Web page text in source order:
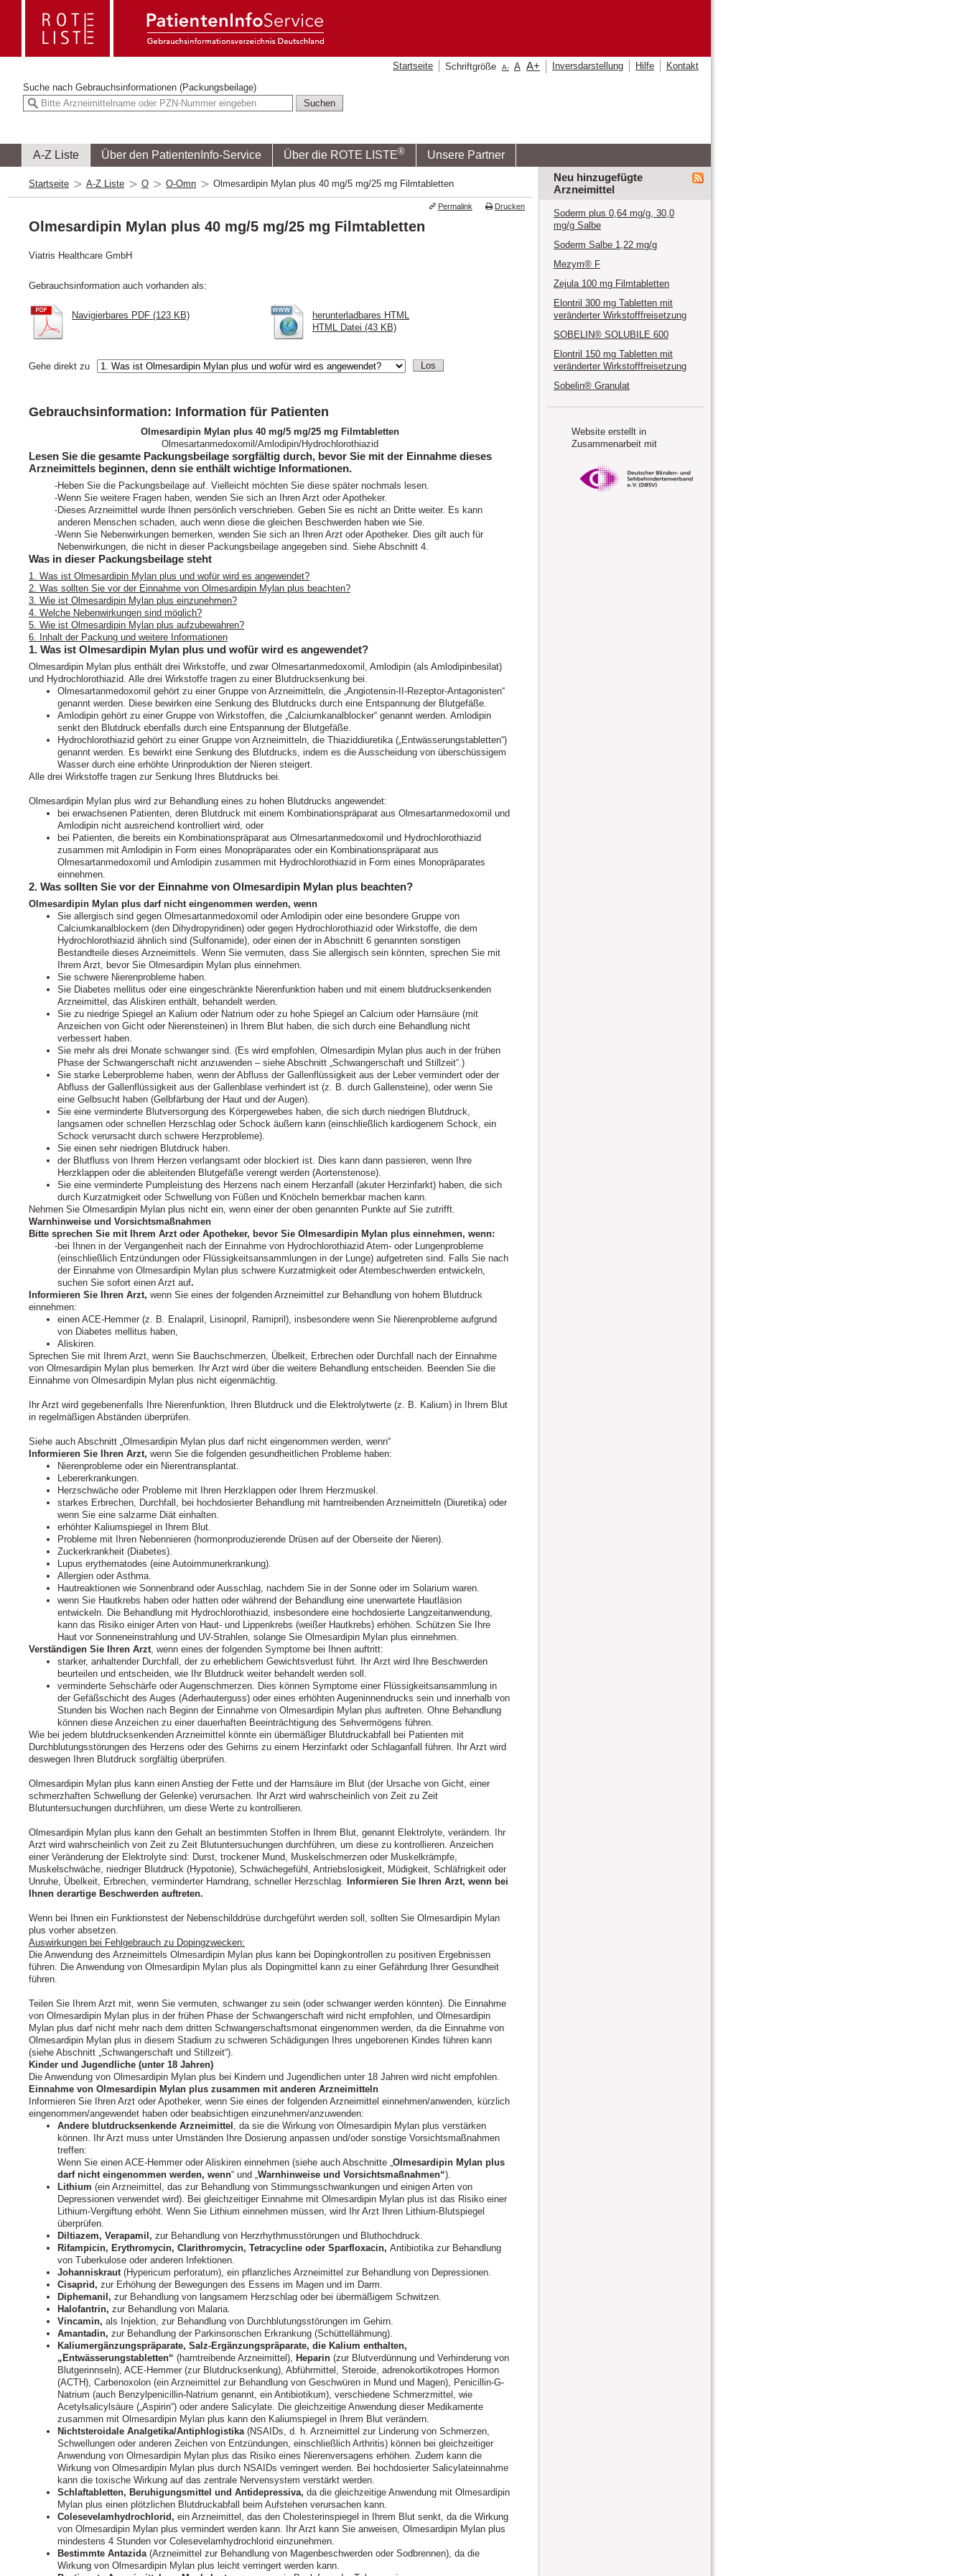
Suche nach Gebrauchsinformationen (Packungsbeilage)
A-Z Liste Über den PatientenInfo-Service Über die ROTE LISTE® Unsere Partner
Startseite Schriftgröße A- A A+ Inversdarstellung Hilfe Kontakt
Startseite A-Z Liste O O-Omn Olmesardipin Mylan plus 40 mg/5 mg/25 mg Filmtabletten
Olmesardipin Mylan plus 40 mg/5 mg/25 mg Filmtabletten
Viatris Healthcare GmbH
Gebrauchsinformation auch vorhanden als:
Navigierbares PDF (123 KB)
herunterladbares HTML
HTML Datei (43 KB)
Gehe direkt zu
Gebrauchsinformation: Information für Patienten
Olmesardipin Mylan plus 40 mg/5 mg/25 mg Filmtabletten
Olmesartanmedoxomil/Amlodipin/Hydrochlorothiazid
Lesen Sie die gesamte Packungsbeilage sorgfältig durch, bevor Sie mit der Einnahme dieses
Arzneimittels beginnen, denn sie enthält wichtige Informationen.
Heben Sie die Packungsbeilage auf. Vielleicht möchten Sie diese später nochmals lesen.
Wenn Sie weitere Fragen haben, wenden Sie sich an Ihren Arzt oder Apotheker.
Dieses Arzneimittel wurde Ihnen persönlich verschrieben. Geben Sie es nicht an Dritte weiter. Es kann
anderen Menschen schaden, auch wenn diese die gleichen Beschwerden haben wie Sie.
Wenn Sie Nebenwirkungen bemerken, wenden Sie sich an Ihren Arzt oder Apotheker. Dies gilt auch für
Nebenwirkungen, die nicht in dieser Packungsbeilage angegeben sind. Siehe Abschnitt 4.
Was in dieser Packungsbeilage steht
1. Was ist Olmesardipin Mylan plus und wofür wird es angewendet?
2. Was sollten Sie vor der Einnahme von Olmesardipin Mylan plus beachten?
3. Wie ist Olmesardipin Mylan plus einzunehmen?
4. Welche Nebenwirkungen sind möglich?
5. Wie ist Olmesardipin Mylan plus aufzubewahren?
6. Inhalt der Packung und weitere Informationen
1. Was ist Olmesardipin Mylan plus und wofür wird es angewendet?
Olmesardipin Mylan plus enthält drei Wirkstoffe, und zwar Olmesartanmedoxomil, Amlodipin (als Amlodipinbesilat)
und Hydrochlorothiazid. Alle drei Wirkstoffe tragen zu einer Blutdrucksenkung bei.
Olmesartanmedoxomil gehört zu einer Gruppe von Arzneimitteln, die „Angiotensin-II-Rezeptor-Antagonisten“
genannt werden. Diese bewirken eine Senkung des Blutdrucks durch eine Entspannung der Blutgefäße.
Amlodipin gehört zu einer Gruppe von Wirkstoffen, die „Calciumkanalblocker“ genannt werden. Amlodipin
senkt den Blutdruck ebenfalls durch eine Entspannung der Blutgefäße.
Hydrochlorothiazid gehört zu einer Gruppe von Arzneimitteln, die Thiaziddiuretika („Entwässerungstabletten“)
genannt werden. Es bewirkt eine Senkung des Blutdrucks, indem es die Ausscheidung von überschüssigem
Wasser durch eine erhöhte Urinproduktion der Nieren steigert.
Alle drei Wirkstoffe tragen zur Senkung Ihres Blutdrucks bei.
Olmesardipin Mylan plus wird zur Behandlung eines zu hohen Blutdrucks angewendet:
bei erwachsenen Patienten, deren Blutdruck mit einem Kombinationspräparat aus Olmesartanmedoxomil und
Amlodipin nicht ausreichend kontrolliert wird, oder
bei Patienten, die bereits ein Kombinationspräparat aus Olmesartanmedoxomil und Hydrochlorothiazid
zusammen mit Amlodipin in Form eines Monopräparates oder ein Kombinationspräparat aus
Olmesartanmedoxomil und Amlodipin zusammen mit Hydrochlorothiazid in Form eines Monopräparates
einnehmen.
2. Was sollten Sie vor der Einnahme von Olmesardipin Mylan plus beachten?
Olmesardipin Mylan plus darf nicht eingenommen werden, wenn
Sie allergisch sind gegen Olmesartanmedoxomil oder Amlodipin oder eine besondere Gruppe von
Calciumkanalblockern (den Dihydropyridinen) oder gegen Hydrochlorothiazid oder Wirkstoffe, die dem
Hydrochlorothiazid ähnlich sind (Sulfonamide), oder einen der in Abschnitt 6 genannten sonstigen
Bestandteile dieses Arzneimittels. Wenn Sie vermuten, dass Sie allergisch sein könnten, sprechen Sie mit
Ihrem Arzt, bevor Sie Olmesardipin Mylan plus einnehmen.
Sie schwere Nierenprobleme haben.
Sie Diabetes mellitus oder eine eingeschränkte Nierenfunktion haben und mit einem blutdrucksenkenden
Arzneimittel, das Aliskiren enthält, behandelt werden.
Sie zu niedrige Spiegel an Kalium oder Natrium oder zu hohe Spiegel an Calcium oder Harnsäure (mit
Anzeichen von Gicht oder Nierensteinen) in Ihrem Blut haben, die sich durch eine Behandlung nicht
verbessert haben.
Sie mehr als drei Monate schwanger sind. (Es wird empfohlen, Olmesardipin Mylan plus auch in der frühen
Phase der Schwangerschaft nicht anzuwenden – siehe Abschnitt „Schwangerschaft und Stillzeit“.)
Sie starke Leberprobleme haben, wenn der Abfluss der Gallenflüssigkeit aus der Leber vermindert oder der
Abfluss der Gallenflüssigkeit aus der Gallenblase verhindert ist (z. B. durch Gallensteine), oder wenn Sie
eine Gelbsucht haben (Gelbfärbung der Haut und der Augen).
Sie eine verminderte Blutversorgung des Körpergewebes haben, die sich durch niedrigen Blutdruck,
langsamen oder schnellen Herzschlag oder Schock äußern kann (einschließlich kardiogenem Schock, ein
Schock verursacht durch schwere Herzprobleme).
Sie einen sehr niedrigen Blutdruck haben.
der Blutfluss von Ihrem Herzen verlangsamt oder blockiert ist. Dies kann dann passieren, wenn Ihre
Herzklappen oder die ableitenden Blutgefäße verengt werden (Aortenstenose).
Sie eine verminderte Pumpleistung des Herzens nach einem Herzanfall (akuter Herzinfarkt) haben, die sich
durch Kurzatmigkeit oder Schwellung von Füßen und Knöcheln bemerkbar machen kann.
Nehmen Sie Olmesardipin Mylan plus nicht ein, wenn einer der oben genannten Punkte auf Sie zutrifft.
Warnhinweise und Vorsichtsmaßnahmen
Bitte sprechen Sie mit Ihrem Arzt oder Apotheker, bevor Sie Olmesardipin Mylan plus einnehmen, wenn:
bei Ihnen in der Vergangenheit nach der Einnahme von Hydrochlorothiazid Atem- oder Lungenprobleme
(einschließlich Entzündungen oder Flüssigkeitsansammlungen in der Lunge) aufgetreten sind. Falls Sie nach
der Einnahme von Olmesardipin Mylan plus schwere Kurzatmigkeit oder Atembeschwerden entwickeln,
suchen Sie sofort einen Arzt auf.
Informieren Sie Ihren Arzt, wenn Sie eines der folgenden Arzneimittel zur Behandlung von hohem Blutdruck
einnehmen:
einen ACE-Hemmer (z. B. Enalapril, Lisinopril, Ramipril), insbesondere wenn Sie Nierenprobleme aufgrund
von Diabetes mellitus haben,
Aliskiren.
Sprechen Sie mit Ihrem Arzt, wenn Sie Bauchschmerzen, Übelkeit, Erbrechen oder Durchfall nach der Einnahme
von Olmesardipin Mylan plus bemerken. Ihr Arzt wird über die weitere Behandlung entscheiden. Beenden Sie die
Einnahme von Olmesardipin Mylan plus nicht eigenmächtig.
Ihr Arzt wird gegebenenfalls Ihre Nierenfunktion, Ihren Blutdruck und die Elektrolytwerte (z. B. Kalium) in Ihrem Blut
in regelmäßigen Abständen überprüfen.
Siehe auch Abschnitt „Olmesardipin Mylan plus darf nicht eingenommen werden, wenn“
Informieren Sie Ihren Arzt, wenn Sie die folgenden gesundheitlichen Probleme haben:
Nierenprobleme oder ein Nierentransplantat.
Lebererkrankungen.
Herzschwäche oder Probleme mit Ihren Herzklappen oder Ihrem Herzmuskel.
starkes Erbrechen, Durchfall, bei hochdosierter Behandlung mit harntreibenden Arzneimitteln (Diuretika) oder
wenn Sie eine salzarme Diät einhalten.
erhöhter Kaliumspiegel in Ihrem Blut.
Probleme mit Ihren Nebennieren (hormonproduzierende Drüsen auf der Oberseite der Nieren).
Zuckerkrankheit (Diabetes).
Lupus erythematodes (eine Autoimmunerkrankung).
Allergien oder Asthma.
Hautreaktionen wie Sonnenbrand oder Ausschlag, nachdem Sie in der Sonne oder im Solarium waren.
wenn Sie Hautkrebs haben oder hatten oder während der Behandlung eine unerwartete Hautläsion
entwickeln. Die Behandlung mit Hydrochlorothiazid, insbesondere eine hochdosierte Langzeitanwendung,
kann das Risiko einiger Arten von Haut- und Lippenkrebs (weißer Hautkrebs) erhöhen. Schützen Sie Ihre
Haut vor Sonneneinstrahlung und UV-Strahlen, solange Sie Olmesardipin Mylan plus einnehmen.
Verständigen Sie Ihren Arzt, wenn eines der folgenden Symptome bei Ihnen auftritt:
starker, anhaltender Durchfall, der zu erheblichem Gewichtsverlust führt. Ihr Arzt wird Ihre Beschwerden
beurteilen und entscheiden, wie Ihr Blutdruck weiter behandelt werden soll.
verminderte Sehschärfe oder Augenschmerzen. Dies können Symptome einer Flüssigkeitsansammlung in
der Gefäßschicht des Auges (Aderhauterguss) oder eines erhöhten Augeninnendrucks sein und innerhalb von
Stunden bis Wochen nach Beginn der Einnahme von Olmesardipin Mylan plus auftreten. Ohne Behandlung
können diese Anzeichen zu einer dauerhaften Beeinträchtigung des Sehvermögens führen.
Wie bei jedem blutdrucksenkenden Arzneimittel könnte ein übermäßiger Blutdruckabfall bei Patienten mit
Durchblutungsstörungen des Herzens oder des Gehirns zu einem Herzinfarkt oder Schlaganfall führen. Ihr Arzt wird
deswegen Ihren Blutdruck sorgfältig überprüfen.
Olmesardipin Mylan plus kann einen Anstieg der Fette und der Harnsäure im Blut (der Ursache von Gicht, einer
schmerzhaften Schwellung der Gelenke) verursachen. Ihr Arzt wird wahrscheinlich von Zeit zu Zeit
Blutuntersuchungen durchführen, um diese Werte zu kontrollieren.
Olmesardipin Mylan plus kann den Gehalt an bestimmten Stoffen in Ihrem Blut, genannt Elektrolyte, verändern. Ihr
Arzt wird wahrscheinlich von Zeit zu Zeit Blutuntersuchungen durchführen, um diese zu kontrollieren. Anzeichen
einer Veränderung der Elektrolyte sind: Durst, trockener Mund, Muskelschmerzen oder Muskelkrämpfe,
Muskelschwäche, niedriger Blutdruck (Hypotonie), Schwächegefühl, Antriebslosigkeit, Müdigkeit, Schläfrigkeit oder
Unruhe, Übelkeit, Erbrechen, verminderter Harndrang, schneller Herzschlag. Informieren Sie Ihren Arzt, wenn bei
Ihnen derartige Beschwerden auftreten.
Wenn bei Ihnen ein Funktionstest der Nebenschilddrüse durchgeführt werden soll, sollten Sie Olmesardipin Mylan
plus vorher absetzen.
Auswirkungen bei Fehlgebrauch zu Dopingzwecken:
Die Anwendung des Arzneimittels Olmesardipin Mylan plus kann bei Dopingkontrollen zu positiven Ergebnissen
führen. Die Anwendung von Olmesardipin Mylan plus als Dopingmittel kann zu einer Gefährdung Ihrer Gesundheit
führen.
Teilen Sie Ihrem Arzt mit, wenn Sie vermuten, schwanger zu sein (oder schwanger werden könnten). Die Einnahme
von Olmesardipin Mylan plus in der frühen Phase der Schwangerschaft wird nicht empfohlen, und Olmesardipin
Mylan plus darf nicht mehr nach dem dritten Schwangerschaftsmonat eingenommen werden, da die Einnahme von
Olmesardipin Mylan plus in diesem Stadium zu schweren Schädigungen Ihres ungeborenen Kindes führen kann
(siehe Abschnitt „Schwangerschaft und Stillzeit“).
Kinder und Jugendliche (unter 18 Jahren)
Die Anwendung von Olmesardipin Mylan plus bei Kindern und Jugendlichen unter 18 Jahren wird nicht empfohlen.
Einnahme von Olmesardipin Mylan plus zusammen mit anderen Arzneimitteln
Informieren Sie Ihren Arzt oder Apotheker, wenn Sie eines der folgenden Arzneimittel einnehmen/anwenden, kürzlich
eingenommen/angewendet haben oder beabsichtigen einzunehmen/anzuwenden:
Andere blutdrucksenkende Arzneimittel , da sie die Wirkung von Olmesardipin Mylan plus verstärken
können. Ihr Arzt muss unter Umständen Ihre Dosierung anpassen und/oder sonstige Vorsichtsmaßnahmen
treffen:
Wenn Sie einen ACE-Hemmer oder Aliskiren einnehmen (siehe auch Abschnitte „Olmesardipin Mylan plus
darf nicht eingenommen werden, wenn“ und „Warnhinweise und Vorsichtsmaßnahmen“).
Lithium (ein Arzneimittel, das zur Behandlung von Stimmungsschwankungen und einigen Arten von
Depressionen verwendet wird). Bei gleichzeitiger Einnahme mit Olmesardipin Mylan plus ist das Risiko einer
Lithium-Vergiftung erhöht. Wenn Sie Lithium einnehmen müssen, wird Ihr Arzt Ihren Lithium-Blutspiegel
überprüfen.
Diltiazem, Verapamil, zur Behandlung von Herzrhythmusstörungen und Bluthochdruck.
Rifampicin, Erythromycin, Clarithromycin, Tetracycline oder Sparfloxacin, Antibiotika zur Behandlung
von Tuberkulose oder anderen Infektionen.
Johanniskraut(Hypericum perforatum), ein pflanzliches Arzneimittel zur Behandlung von Depressionen.
Cisaprid, zur Erhöhung der Bewegungen des Essens im Magen und im Darm.
Diphemanil, zur Behandlung von langsamem Herzschlag oder bei übermäßigem Schwitzen.
Halofantrin, zur Behandlung von Malaria.
Vincamin, als Injektion, zur Behandlung von Durchblutungsstörungen im Gehirn.
Amantadin, zur Behandlung der Parkinsonschen Erkrankung (Schüttellähmung).
Kaliumergänzungspräparate, Salz-Ergänzungspräparate, die Kalium enthalten,
„Entwässerungstabletten“ (harntreibende Arzneimittel), Heparin (zur Blutverdünnung und Verhinderung von
Blutgerinnseln), ACE-Hemmer (zur Blutdrucksenkung), Abführmittel, Steroide, adrenokortikotropes Hormon
(ACTH), Carbenoxolon (ein Arzneimittel zur Behandlung von Geschwüren in Mund und Magen), Penicillin-G-
Natrium (auch Benzylpenicillin-Natrium genannt, ein Antibiotikum), verschiedene Schmerzmittel, wie
Acetylsalicylsäure („Aspirin“) oder andere Salicylate. Die gleichzeitige Anwendung dieser Medikamente
zusammen mit Olmesardipin Mylan plus kann den Kaliumspiegel in Ihrem Blut verändern.
Nichtsteroidale Analgetika/Antiphlogistika(NSAIDs, d. h. Arzneimittel zur Linderung von Schmerzen,
Schwellungen oder anderen Zeichen von Entzündungen, einschließlich Arthritis) können bei gleichzeitiger
Anwendung von Olmesardipin Mylan plus das Risiko eines Nierenversagens erhöhen. Zudem kann die
Wirkung von Olmesardipin Mylan plus durch NSAIDs verringert werden. Bei hochdosierter Salicylateinnahme
kann die toxische Wirkung auf das zentrale Nervensystem verstärkt werden.
Schlaftabletten, Beruhigungsmittel und Antidepressiva, da die gleichzeitige Anwendung mit Olmesardipin
Mylan plus einen plötzlichen Blutdruckabfall beim Aufstehen verursachen kann.
Colesevelamhydrochlorid, ein Arzneimittel, das den Cholesterinspiegel in Ihrem Blut senkt, da die Wirkung
von Olmesardipin Mylan plus vermindert werden kann. Ihr Arzt kann Sie anweisen, Olmesardipin Mylan plus
mindestens 4 Stunden vor Colesevelamhydrochlorid einzunehmen.
Bestimmte Antazida(Arzneimittel zur Behandlung von Magenbeschwerden oder Sodbrennen), da die
Wirkung von Olmesardipin Mylan plus leicht verringert werden kann.
Permalink Drucken
Neu hinzugefügte
Arzneimittel
Soderm plus 0,64 mg/g, 30,0
mg/g Salbe
Soderm Salbe 1,22 mg/g
Mezym® F
Zejula 100 mg Filmtabletten
Elontril 300 mg Tabletten mit
veränderter Wirkstofffreisetzung
SOBELIN® SOLUBILE 600
Elontril 150 mg Tabletten mit
veränderter Wirkstofffreisetzung
Sobelin® Granulat
Website erstellt in
Zusammenarbeit mit